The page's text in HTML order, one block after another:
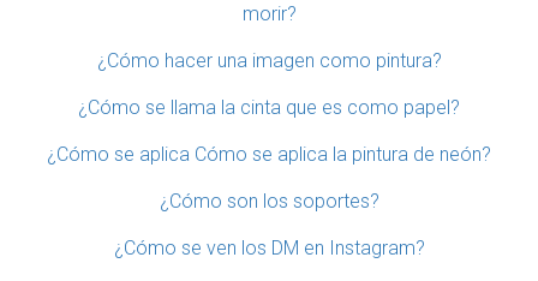
morir?
¿Cómo hacer una imagen como pintura?
¿Cómo se llama la cinta que es como papel?
¿Cómo se aplica Cómo se aplica la pintura de neón?
¿Cómo son los soportes?
¿Cómo se ven los DM en Instagram?